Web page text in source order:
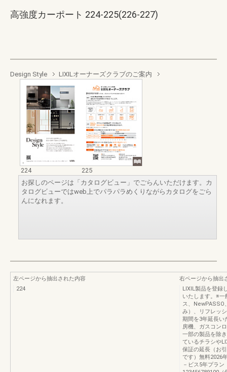
高強度カーポート 224-225(226-227)
Design Style LIXILオーナーズクラブのご案内
224
225
お探しのページは「カタログビュー」でごらんいただけます。カ
タログビューではweb上でパラパラめくりながらカタログをごら
んになれます。
左ページから抽出された内容
224
右ページから抽出
LIXIL製品を登録
いたします。※
ス、NewPASSO
み）、リフレッ
期間を3年延長い
房機、ガスコン
一部の製品を除
ているチラシや
保証の延長（お
です）無料2026
－ビス5年プラ